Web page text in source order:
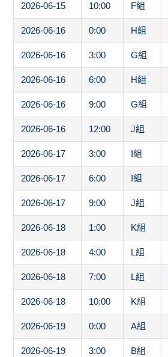
2026-06-15 10:00 F組
2026-06-16 0:00 H組
2026-06-16 3:00 G組
2026-06-16 6:00 H組
2026-06-16 9:00 G組
2026-06-16 12:00 J組
2026-06-17 3:00 I組
2026-06-17 6:00 I組
2026-06-17 9:00 J組
2026-06-18 1:00 K組
2026-06-18 4:00 L組
2026-06-18 7:00 L組
2026-06-18 10:00 K組
2026-06-19 0:00 A組
2026-06-19 3:00 B組